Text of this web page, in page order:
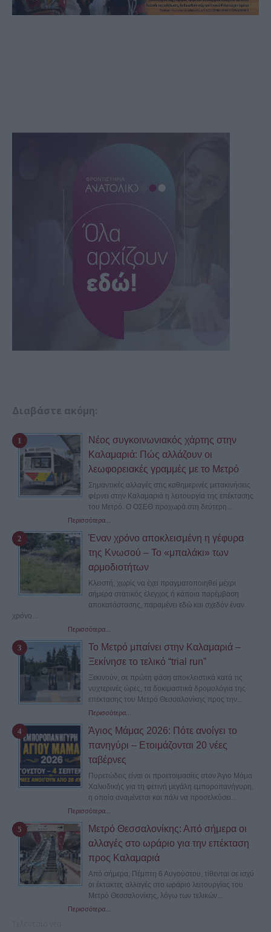
Διαβάστε ακόμη:
Νέος συγκοινωνιακός χάρτης στην
Καλαμαριά: Πώς αλλάζουν οι
λεωφορειακές γραμμές με το Μετρό
Σημαντικές αλλαγές στις καθημερινές μετακινήσεις
φέρνει στην Καλαμαριά η λειτουργία της επέκτασης
του Μετρό. Ο ΟΣΕΘ προχωρά στη δεύτερη...
Περισσότερα...
Έναν χρόνο αποκλεισμένη η γέφυρα
της Κνωσού – Το «μπαλάκι» των
αρμοδιοτήτων
Κλειστή, χωρίς να έχει πραγματοποιηθεί μέχρι
σήμερα στατικός έλεγχος ή κάποια παρέμβαση
αποκατάστασης, παραμένει εδώ και σχεδόν έναν
χρόνο...
Περισσότερα...
Το Μετρό μπαίνει στην Καλαμαριά –
Ξεκίνησε το τελικό “trial run”
Ξεκινούν, σε πρώτη φάση αποκλειστικά κατά τις
νυχτερινές ώρες, τα δοκιμαστικά δρομολόγια της
επέκτασης του Μετρό Θεσσαλονίκης προς την...
Περισσότερα...
Άγιος Μάμας 2026: Πότε ανοίγει το
πανηγύρι – Ετοιμάζονται 20 νέες
ταβέρνες
Πυρετώδεις είναι οι προετοιμασίες στον Άγιο Μάμα
Χαλκιδικής για τη φετινή μεγάλη εμποροπανήγυρη,
η οποία αναμένεται και πάλι να προσελκύσει...
Περισσότερα...
Μετρό Θεσσαλονίκης: Από σήμερα οι
αλλαγές στο ωράριο για την επέκταση
προς Καλαμαριά
Από σήμερα, Πέμπτη 6 Αυγούστου, τίθενται σε ισχύ
οι έκτακτες αλλαγές στο ωράριο λειτουργίας του
Μετρό Θεσσαλονίκης, λόγω των τελικών...
Περισσότερα...